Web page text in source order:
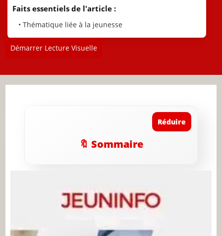
Faits essentiels de l'article :
• Thématique liée à la jeunesse
Démarrer Lecture Visuelle
Réduire
🔖 Sommaire